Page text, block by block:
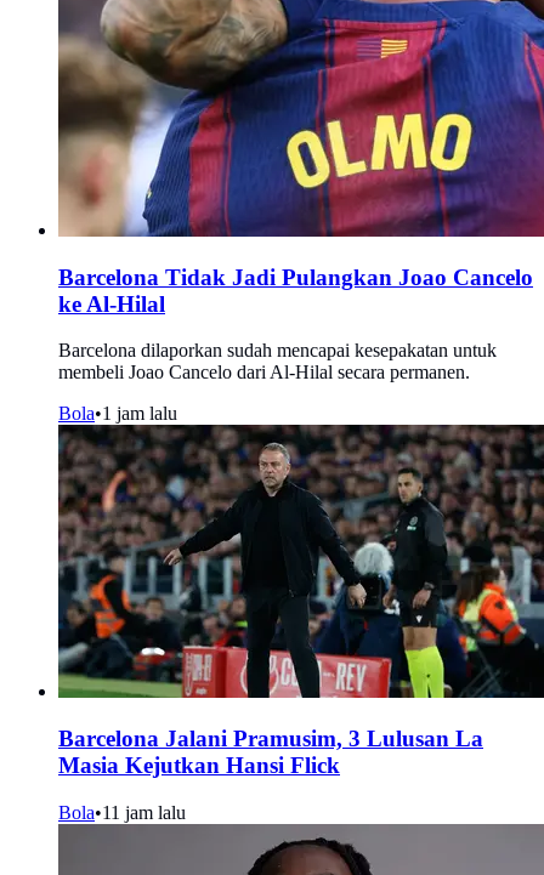
Barcelona Tidak Jadi Pulangkan Joao Cancelo
ke Al-Hilal
Barcelona dilaporkan sudah mencapai kesepakatan untuk
membeli Joao Cancelo dari Al-Hilal secara permanen.
Bola•1 jam lalu
Barcelona Jalani Pramusim, 3 Lulusan La
Masia Kejutkan Hansi Flick
Bola•11 jam lalu